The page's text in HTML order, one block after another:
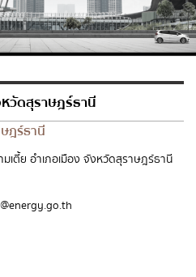
วัดสุราษฎร์ธานี
ฎร์ธานี
เตี้ย อำเภอเมือง จังหวัดสุราษฎร์ธานี